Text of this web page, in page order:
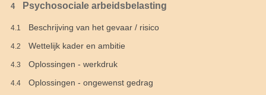
4 Psychosociale arbeidsbelasting
4.1 Beschrijving van het gevaar / risico
4.2 Wettelijk kader en ambitie
4.3 Oplossingen - werkdruk
4.4 Oplossingen - ongewenst gedrag